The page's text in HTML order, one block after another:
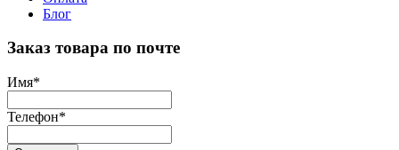
Блог
Заказ товара по почте
Имя*
Телефон*